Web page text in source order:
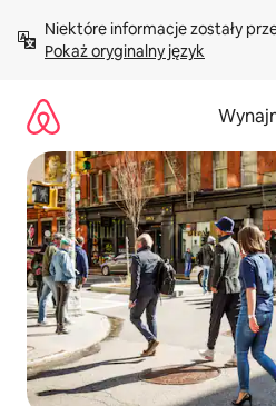
treści Pokaż oryginalny język